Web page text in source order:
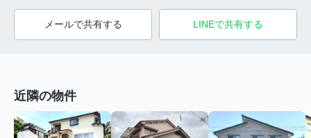
メールで共有する LINEで共有する
近隣の物件